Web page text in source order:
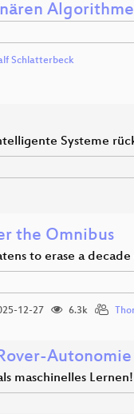
Schlatterbeck
Systeme
the Omnibus
to erase a
12-27 6.3k
Autonomie
maschinelles Lernen!